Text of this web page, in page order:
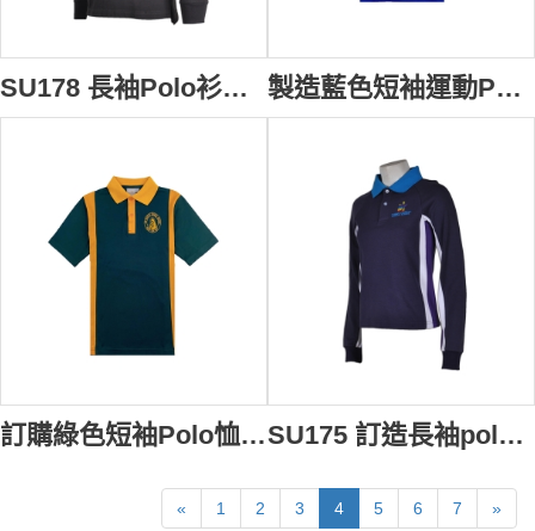
SU178 長袖Polo衫供應訂購 校服Logo繡花Polo衫 運動款式Polo衫 Polo衫香港公司 製造藍色短袖運動Polo恤 繡花運動POLO恤 來樣訂製 校服運動POLO恤 中小學生校服 校服專門店 扁機 織名 英文 SU177
訂購綠色短袖Polo恤 撞色衫側 中小學生校服 設計訂造 POLO款運動校服 校服專門店 校服公司 澳洲 SU176 SU175 訂造長袖polo恤繡花校服款式polo恤 拼接撞色polo恤 校服polo恤公司
« 1 2 3 4 5 6 7 »